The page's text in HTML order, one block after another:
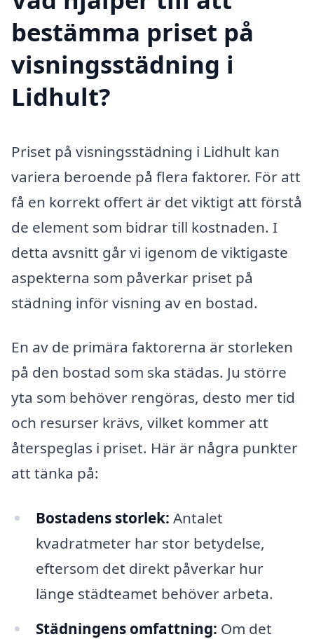
bestämma priset på
visningsstädning i
Lidhult?
Priset på visningsstädning i Lidhult kan
variera beroende på flera faktorer. För att
få en korrekt offert är det viktigt att förstå
de element som bidrar till kostnaden. I
detta avsnitt går vi igenom de viktigaste
aspekterna som påverkar priset på
städning inför visning av en bostad.
En av de primära faktorerna är storleken
på den bostad som ska städas. Ju större
yta som behöver rengöras, desto mer tid
och resurser krävs, vilket kommer att
återspeglas i priset. Här är några punkter
att tänka på:
Bostadens storlek: Antalet
kvadratmeter har stor betydelse,
eftersom det direkt påverkar hur
länge städteamet behöver arbeta.
Städningens omfattning: Om det